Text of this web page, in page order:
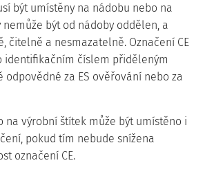
být umístěny na nádobu nebo na
být od nádoby oddělen, a
čitelně a nesmazatelně. Označení CE
identifikačním číslem přiděleným
odpovědné za ES ověřování nebo za
na výrobní štítek může být umístěno i
pokud tím nebude snížena
označení CE.